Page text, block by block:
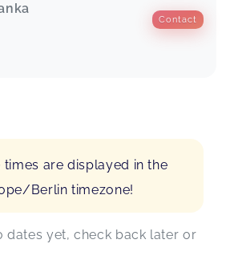
Contact
times are displayed in the
Berlin timezone!
dates yet, check back later or